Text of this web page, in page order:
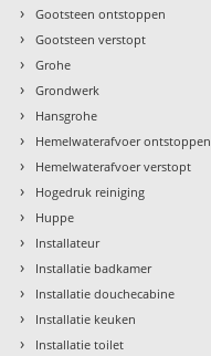
› Gootsteen ontstoppen
› Gootsteen verstopt
› Grohe
› Grondwerk
› Hansgrohe
› Hemelwaterafvoer ontstoppen
› Hemelwaterafvoer verstopt
› Hogedruk reiniging
› Huppe
› Installateur
› Installatie badkamer
› Installatie douchecabine
› Installatie keuken
› Installatie toilet